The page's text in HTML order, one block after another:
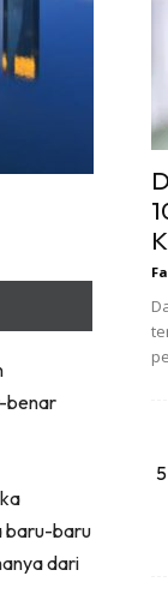
benar
baru-baru
dari